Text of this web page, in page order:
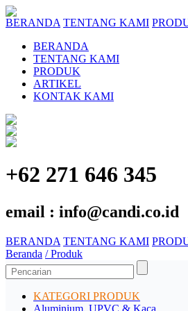
BERANDA TENTANG KAMI
BERANDA
TENTANG KAMI
PRODUK
ARTIKEL
KONTAK KAMI
+62 271 646 345
email : info@candi.co.id
BERANDA TENTANG KAMI
Beranda / Produk
KATEGORI PRODUK
Aluminium, UPVC & Kaca